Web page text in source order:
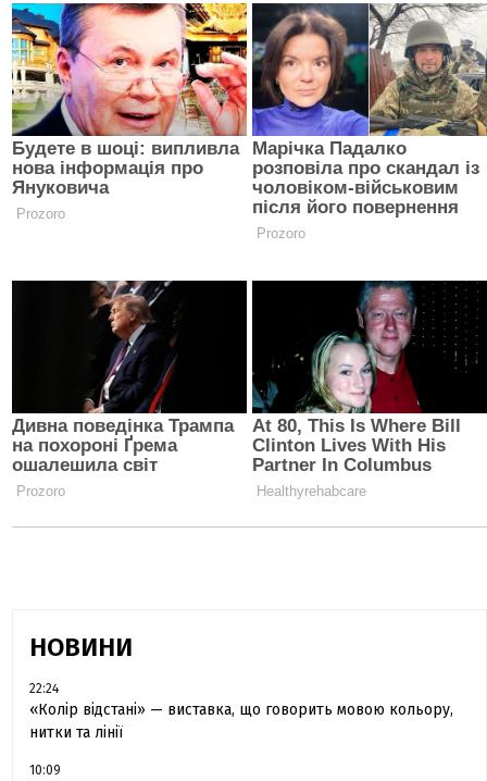
НОВИНИ
22:24
«Колір відстані» — виставка, що говорить мовою кольору,
нитки та лінії
10:09